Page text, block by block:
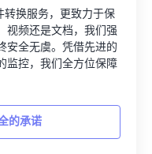
转换服务，更致力于保
视频还是文档，我们强
安全无虞。凭借先进的
监控，我们全方位保障
的承诺